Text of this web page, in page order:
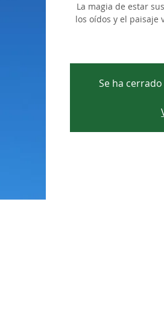
La magia de estar
los oídos y el paisaje
Se ha